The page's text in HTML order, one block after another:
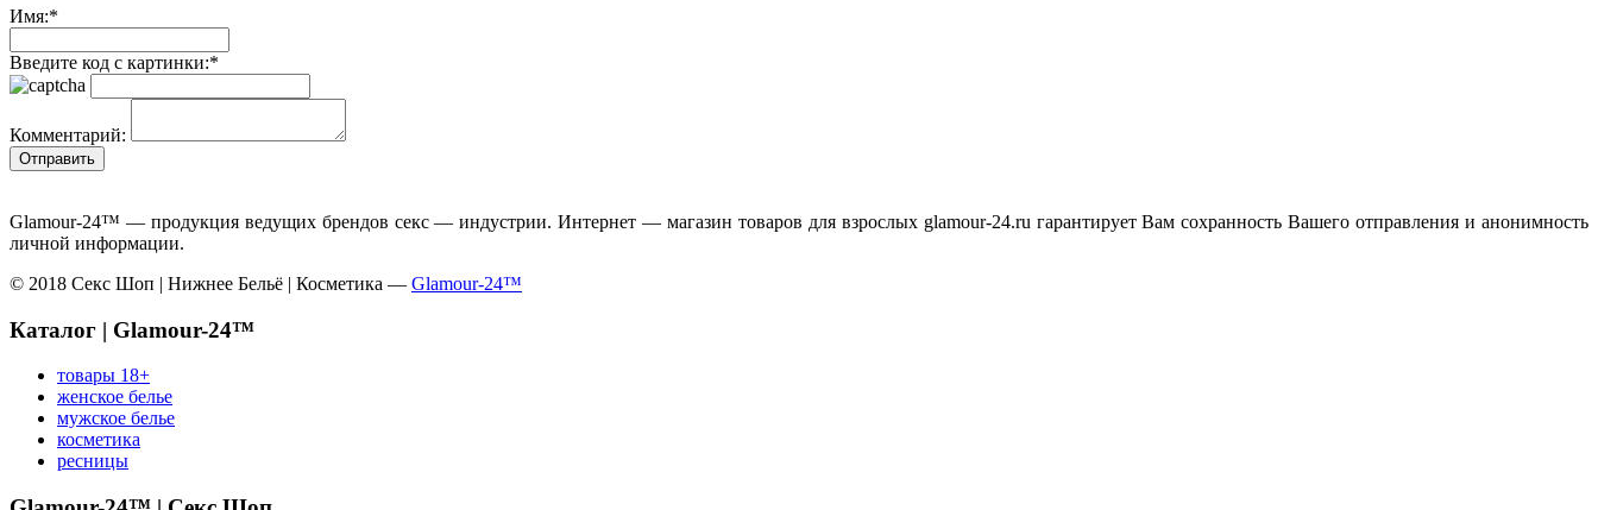
Имя:*
Введите код с картинки:*
Комментарий:
Glamour-24™ — продукция ведущих брендов секс — индустрии. Интернет — магазин товаров для взрослых glamour-24.ru гарантирует Вам сохранность Вашего отправления и анонимность
личной информации.
© 2018 Секс Шоп | Нижнее Бельё | Косметика — Glamour-24™
Каталог | Glamour-24™
товары 18+
женское белье
мужское белье
косметика
ресницы